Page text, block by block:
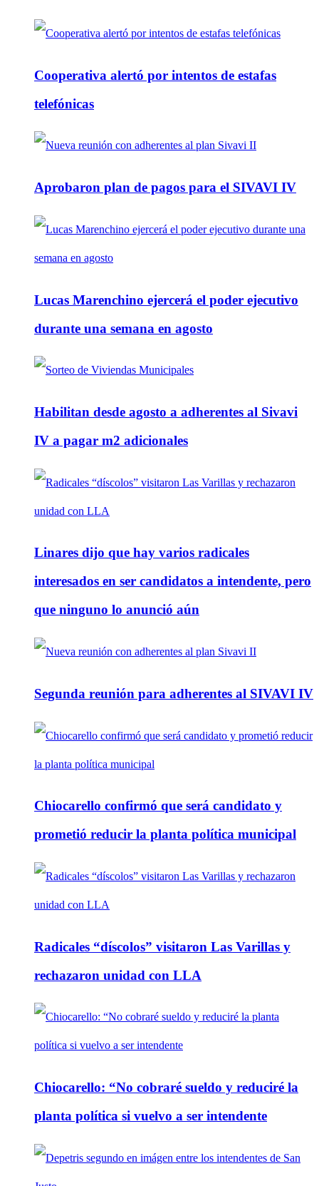
Cooperativa alertó por intentos de estafas
telefónicas
Aprobaron plan de pagos para el SIVAVI IV
Lucas Marenchino ejercerá el poder ejecutivo
durante una semana en agosto
Habilitan desde agosto a adherentes al Sivavi
IV a pagar m2 adicionales
Linares dijo que hay varios radicales
interesados en ser candidatos a intendente, pero
que ninguno lo anunció aún
Segunda reunión para adherentes al SIVAVI IV
Chiocarello confirmó que será candidato y
prometió reducir la planta política municipal
Radicales “díscolos” visitaron Las Varillas y
rechazaron unidad con LLA
Chiocarello: “No cobraré sueldo y reduciré la
planta política si vuelvo a ser intendente